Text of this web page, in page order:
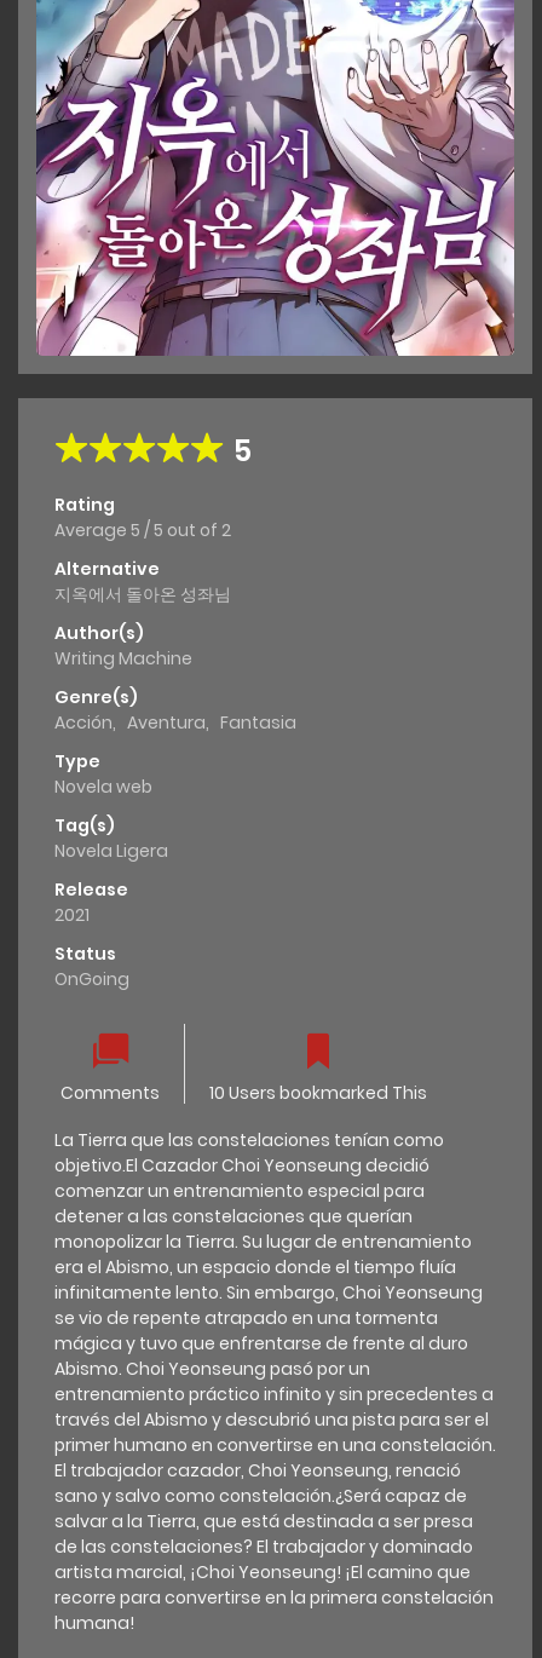
5
Rating
Average 5 / 5 out of 2
Alternative
지옥에서 돌아온 성좌님
Author(s)
Writing Machine
Genre(s)
Acción, Aventura, Fantasia
Type
Novela web
Tag(s)
Novela Ligera
Release
2021
Status
OnGoing
Comments
10 Users bookmarked This
La Tierra que las constelaciones tenían como
objetivo.El Cazador Choi Yeonseung decidió
comenzar un entrenamiento especial para
detener a las constelaciones que querían
monopolizar la Tierra. Su lugar de entrenamiento
era el Abismo, un espacio donde el tiempo fluía
infinitamente lento. Sin embargo, Choi Yeonseung
se vio de repente atrapado en una tormenta
mágica y tuvo que enfrentarse de frente al duro
Abismo. Choi Yeonseung pasó por un
entrenamiento práctico infinito y sin precedentes a
través del Abismo y descubrió una pista para ser el
primer humano en convertirse en una constelación.
El trabajador cazador, Choi Yeonseung, renació
sano y salvo como constelación.¿Será capaz de
salvar a la Tierra, que está destinada a ser presa
de las constelaciones? El trabajador y dominado
artista marcial, ¡Choi Yeonseung! ¡El camino que
recorre para convertirse en la primera constelación
humana!